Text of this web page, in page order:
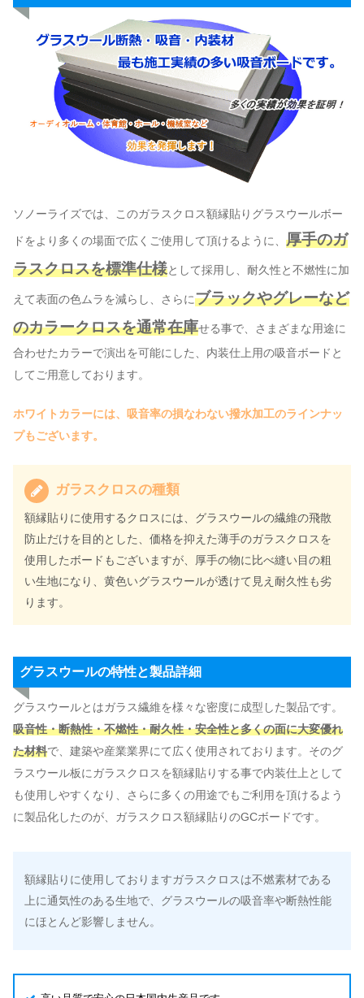
ソノーライズでは、このガラスクロス額縁貼りグラスウールボー
ドをより多くの場面で広くご使用して頂けるように、 厚手のガ
ラスクロスを標準仕様として採用し、耐久性と不燃性に加
えて表面の色ムラを減らし、さらにブラックやグレーなど
のカラークロスを通常在庫せる事で、さまざまな用途に
合わせたカラーで演出を可能にした、内装仕上用の吸音ボードと
してご用意しております。
ホワイトカラーには、吸音率の損なわない撥水加工のラインナッ
プもございます。
ガラスクロスの種類
額縁貼りに使用するクロスには、グラスウールの繊維の飛散
防止だけを目的とした、価格を抑えた薄手のガラスクロスを
使用したボードもございますが、厚手の物に比べ縫い目の粗
い生地になり、黄色いグラスウールが透けて見え耐久性も劣
ります。
グラスウールの特性と製品詳細
グラスウールとはガラス繊維を様々な密度に成型した製品です。
吸音性・断熱性・不燃性・耐久性・安全性と多くの面に大変優れ
た材料で、建築や産業業界にて広く使用されております。そのグ
ラスウール板にガラスクロスを額縁貼りする事で内装仕上として
も使用しやすくなり、さらに多くの用途でもご利用を頂けるよう
に製品化したのが、ガラスクロス額縁貼りのGCボードです。
額縁貼りに使用しておりますガラスクロスは不燃素材である
上に通気性のある生地で、グラスウールの吸音率や断熱性能
にほとんど影響しません。